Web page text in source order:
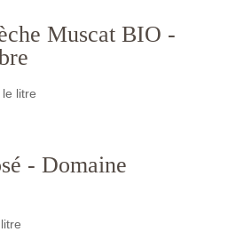
Muscat BIO -
litre
- Domaine